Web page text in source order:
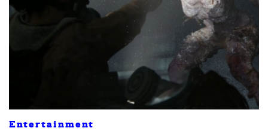
Entertainment
TWEET LINE EMAIL